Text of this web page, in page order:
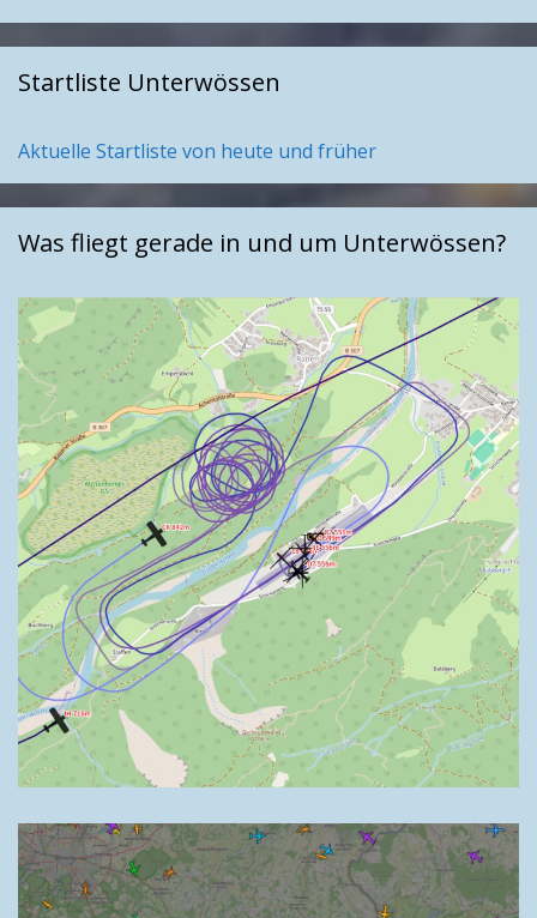
Startliste Unterwössen
Aktuelle Startliste von heute und früher
Was fliegt gerade in und um Unterwössen?